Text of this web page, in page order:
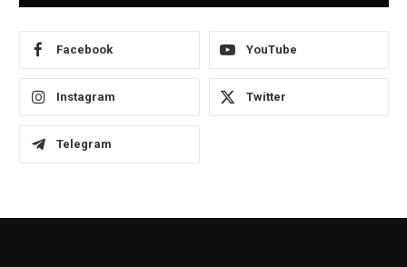
Facebook YouTube
Instagram Twitter
Telegram